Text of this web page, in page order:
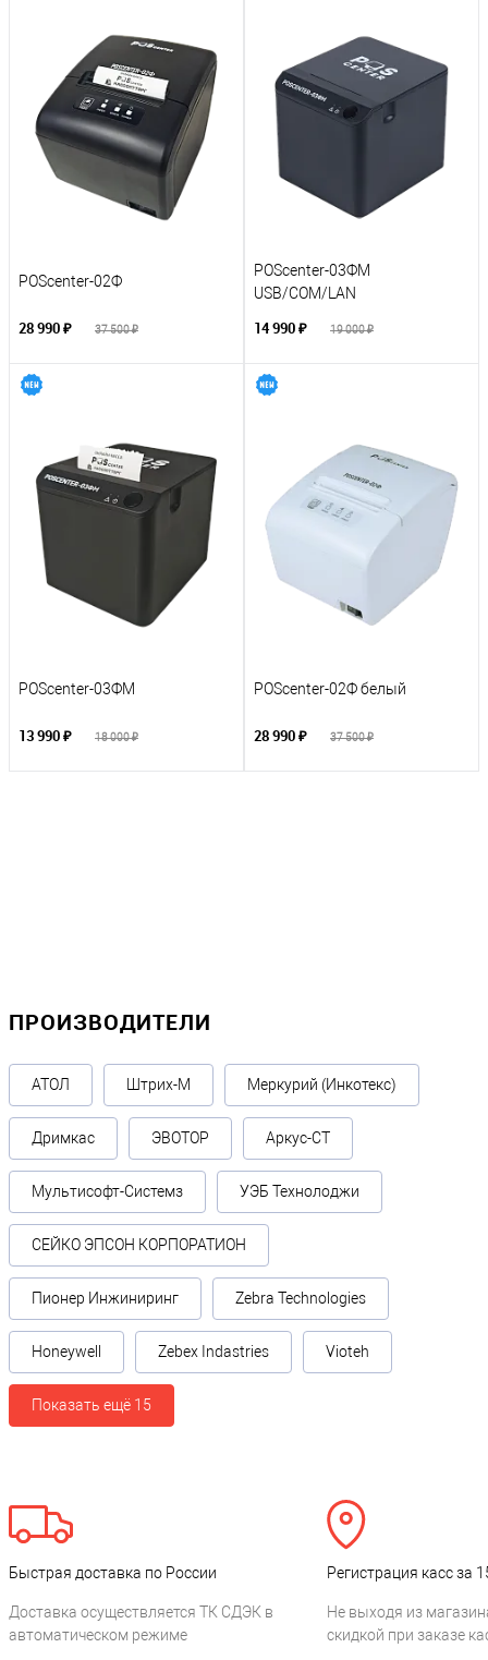
POScenter-02Ф
28 990 ₽ 37 500 ₽
POScenter-03ФM
USB/COM/LAN
14 990 ₽ 19 000 ₽
POScenter-03ФM
13 990 ₽ 18 000 ₽
POScenter-02Ф белый
28 990 ₽ 37 500 ₽
ПРОИЗВОДИТЕЛИ
АТОЛ Штрих-М Меркурий (Инкотекс)
Дримкас ЭВОТОР Аркус-СТ
Мультисофт-Системз УЭБ Технолоджи
СЕЙКО ЭПСОН КОРПОРАТИОН
Пионер Инжиниринг Zebra Technologies
Honeywell Zebex Indastries Vioteh
Показать ещё 15
Быстрая доставка по России
Доставка осуществляется ТК СДЭК в
автоматическом режиме
Регистрация касс за
Не выходя из
скидкой при заказе